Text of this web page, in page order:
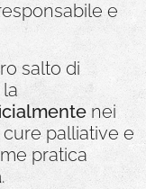
e
salto di
nei
palliative e
pratica
.